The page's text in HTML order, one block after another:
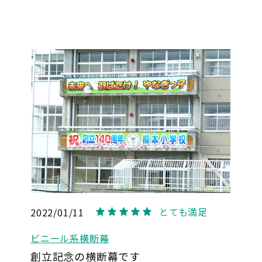
2022/01/11
とても満足
ビニール系横断幕
創立記念の横断幕です